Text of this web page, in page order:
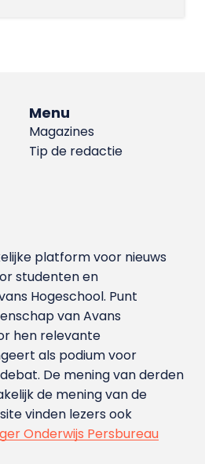
Menu
Magazines
Tip de redactie
platform voor nieuws
studenten en
Hoge­school. Punt
van Avans
hen relevante
als podium voor
De mening van derden
de mening van de
vinden lezers ook
Onderwijs Persbureau